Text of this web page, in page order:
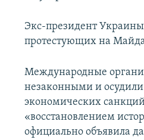
Экс-президент
протестующих на
Международные
незаконными и осудили
экономических
«восстановлением
официально объявила